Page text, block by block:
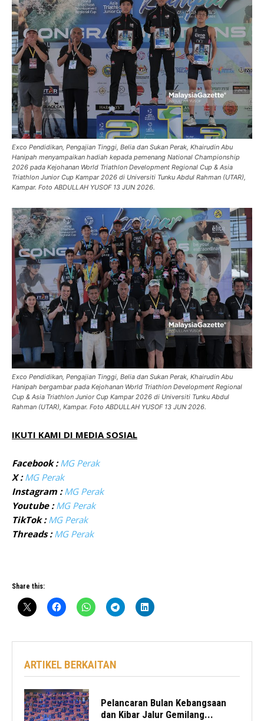
Exco Pendidikan, Pengajian Tinggi, Belia dan Sukan Perak, Khairudin Abu
Hanipah menyampaikan hadiah kepada pemenang National Championship
2026 pada Kejohanan World Triathlon Development Regional Cup & Asia
Triathlon Junior Cup Kampar 2026 di Universiti Tunku Abdul Rahman (UTAR),
Kampar. Foto ABDULLAH YUSOF 13 JUN 2026.
Exco Pendidikan, Pengajian Tinggi, Belia dan Sukan Perak, Khairudin Abu
Hanipah bergambar pada Kejohanan World Triathlon Development Regional
Cup & Asia Triathlon Junior Cup Kampar 2026 di Universiti Tunku Abdul
Rahman (UTAR), Kampar. Foto ABDULLAH YUSOF 13 JUN 2026.
IKUTI KAMI DI MEDIA SOSIAL
Facebook : MG Perak
X : MG Perak
Instagram : MG Perak
Youtube : MG Perak
TikTok : MG Perak
Threads : MG Perak
Share this:
ARTIKEL BERKAITAN
Pelancaran Bulan Kebangsaan
dan Kibar Jalur Gemilang...